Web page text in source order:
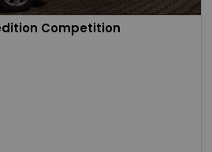
Competition